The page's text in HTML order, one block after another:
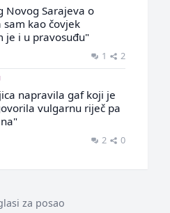
Novog Sarajeva o
kao čovjek
je i u pravosuđu"
1 2
napravila gaf koji je
vulgarnu riječ pa
2 0
za posao